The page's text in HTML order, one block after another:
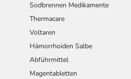
Sodbrennen Medikamente
Thermacare
Voltaren
Hämorrhoiden Salbe
Abführmittel
Magentabletten